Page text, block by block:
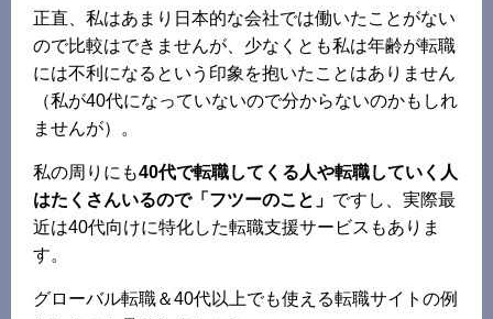
正直、私はあまり日本的な会社では働いたことがない
ので比較はできませんが、少なくとも私は年齢が転職
には不利になるという印象を抱いたことはありません
（私が40代になっていないので分からないのかもしれ
ませんが）。
私の周りにも40代で転職してくる人や転職していく人
はたくさんいるので「フツーのこと」 ですし、実際最
近は40代向けに特化した転職支援サービスもありま
す。
グローバル転職＆40代以上でも使える転職サイトの例